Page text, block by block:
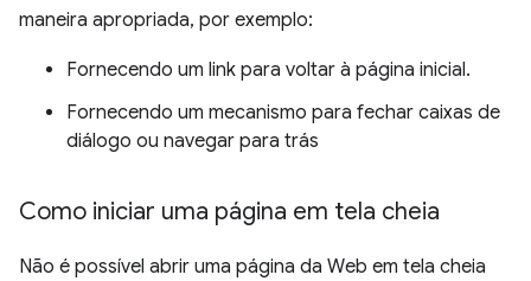
maneira apropriada, por exemplo:
Fornecendo um link para voltar à página inicial.
Fornecendo um mecanismo para fechar caixas de
diálogo ou navegar para trás
Como iniciar uma página em tela cheia
Não é possível abrir uma página da Web em tela cheia